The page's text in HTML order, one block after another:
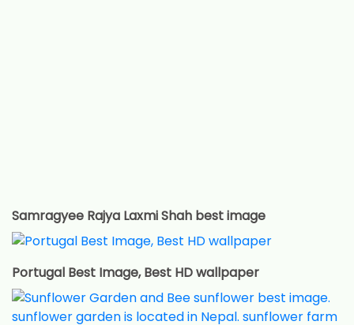
Samragyee Rajya Laxmi Shah best image
Portugal Best Image, Best HD wallpaper